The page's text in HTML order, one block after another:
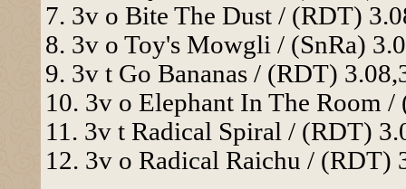
7. 3v o Bite The Dust / (RDT)
8. 3v o Toy's Mowgli / (SnRa)
9. 3v t Go Bananas / (RDT)
10. 3v o Elephant In The Room
11. 3v t Radical Spiral / (RDT)
12. 3v o Radical Raichu / (RDT)